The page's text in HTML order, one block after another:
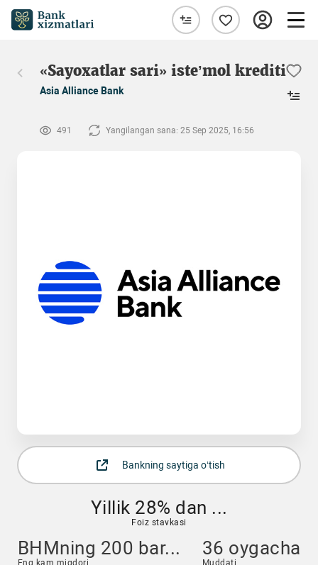
«Sayoxatlar sari» iste’mol krediti
Asia Alliance Bank
491 Yangilangan sana: 25 Sep 2025, 16:56
Bankning saytiga o‘tish
Yillik 28% dan ...
Foiz stavkasi
BHMning 200 bar...
Eng kam miqdori
36 oygacha
Muddati